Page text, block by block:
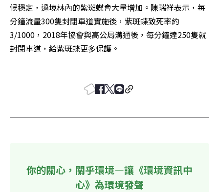
候穩定，過境林內的紫斑蝶會大量增加。陳瑞祥表示，每
分鐘流量300隻封閉車道實施後，紫斑蝶致死率約
3/1000，2018年協會與高公局溝通後，每分鐘達250隻就
封閉車道，給紫斑蝶更多保護。
你的關心，關乎環境—讓《環境資訊中
心》為環境發聲